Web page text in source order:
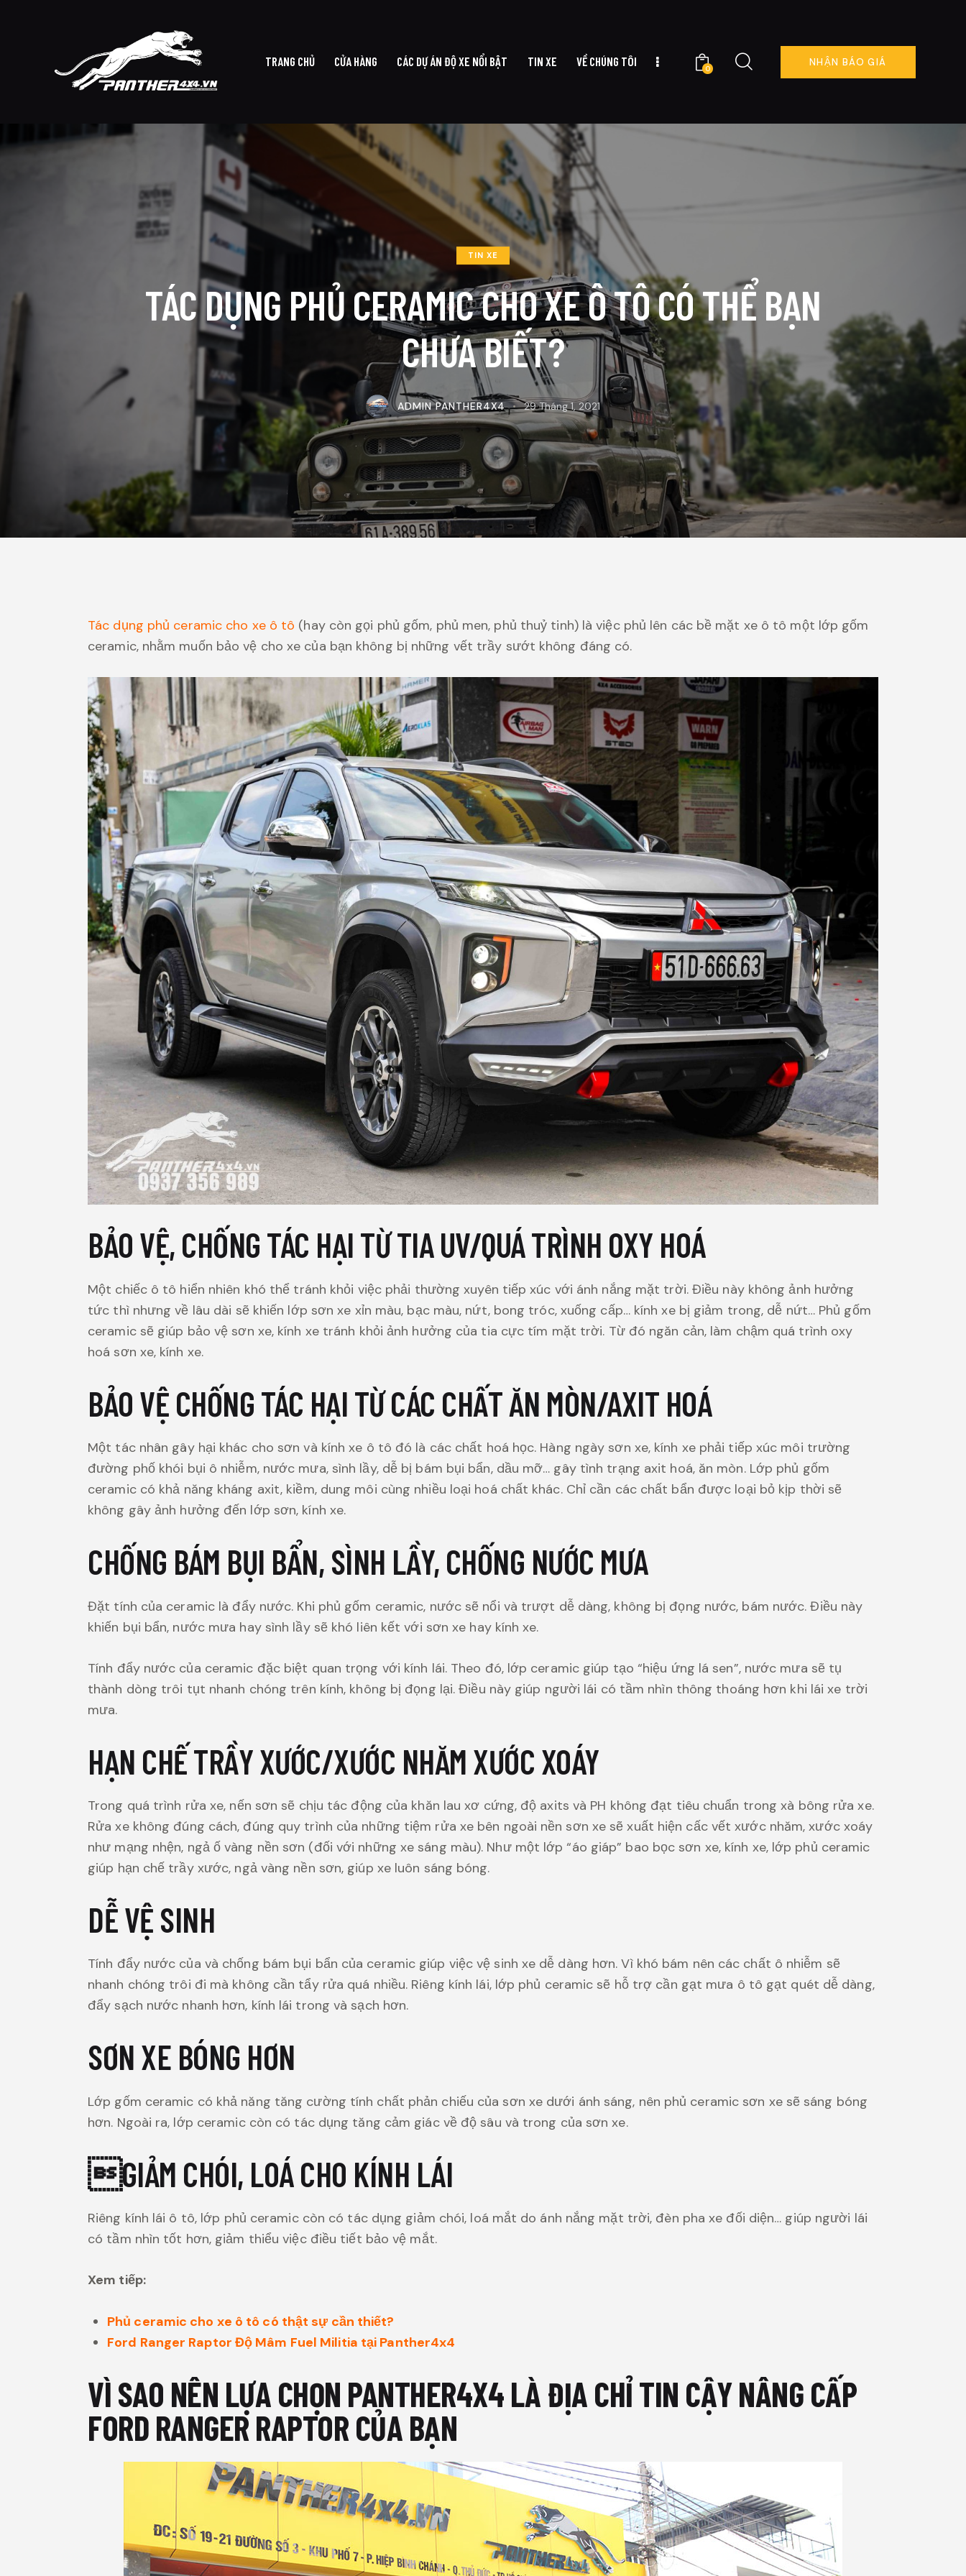
TRANG CHỦ CỬA HÀNG CÁC DỰ ÁN ĐỘ XE NỔI BẬT TIN XE VỀ CHÚNG TÔI
0
NHẬN BÁO GIÁ
TRANG CHỦ CỬA HÀNG CÁC DỰ ÁN ĐỘ XE NỔI BẬT TIN XE ĐẶT LỊCH NGAY
TIN XE
TÁC DỤNG PHỦ CERAMIC CHO XE Ô TÔ CÓ THỂ BẠN
CHƯA BIẾT?
ADMIN PANTHER4X4 29 Tháng 1, 2021
Tác dụng phủ ceramic cho xe ô tô (hay còn gọi phủ gốm, phủ men, phủ thuỷ tinh) là việc phủ lên các bề mặt xe ô tô một lớp gốm
ceramic, nhằm muốn bảo vệ cho xe của bạn không bị những vết trầy sướt không đáng có.
BẢO VỆ, CHỐNG TÁC HẠI TỪ TIA UV/QUÁ TRÌNH OXY HOÁ
Một chiếc ô tô hiển nhiên khó thể tránh khỏi việc phải thường xuyên tiếp xúc với ánh nắng mặt trời. Điều này không ảnh hưởng
tức thì nhưng về lâu dài sẽ khiến lớp sơn xe xỉn màu, bạc màu, nứt, bong tróc, xuống cấp… kính xe bị giảm trong, dễ nứt… Phủ gốm
ceramic sẽ giúp bảo vệ sơn xe, kính xe tránh khỏi ảnh hưởng của tia cực tím mặt trời. Từ đó ngăn cản, làm chậm quá trình oxy
hoá sơn xe, kính xe.
BẢO VỆ CHỐNG TÁC HẠI TỪ CÁC CHẤT ĂN MÒN/AXIT HOÁ
Một tác nhân gây hại khác cho sơn và kính xe ô tô đó là các chất hoá học. Hàng ngày sơn xe, kính xe phải tiếp xúc môi trường
đường phố khói bụi ô nhiễm, nước mưa, sình lầy, dễ bị bám bụi bẩn, dầu mỡ… gây tình trạng axit hoá, ăn mòn. Lớp phủ gốm
ceramic có khả năng kháng axit, kiềm, dung môi cùng nhiều loại hoá chất khác. Chỉ cần các chất bẩn được loại bỏ kịp thời sẽ
không gây ảnh hưởng đến lớp sơn, kính xe.
CHỐNG BÁM BỤI BẨN, SÌNH LẦY, CHỐNG NƯỚC MƯA
Đặt tính của ceramic là đẩy nước. Khi phủ gốm ceramic, nước sẽ nổi và trượt dễ dàng, không bị đọng nước, bám nước. Điều này
khiến bụi bẩn, nước mưa hay sình lầy sẽ khó liên kết với sơn xe hay kính xe.
Tính đẩy nước của ceramic đặc biệt quan trọng với kính lái. Theo đó, lớp ceramic giúp tạo “hiệu ứng lá sen”, nước mưa sẽ tụ
thành dòng trôi tụt nhanh chóng trên kính, không bị đọng lại. Điều này giúp người lái có tầm nhìn thông thoáng hơn khi lái xe trời
mưa.
HẠN CHẾ TRẦY XƯỚC/XƯỚC NHĂM XƯỚC XOÁY
Trong quá trình rửa xe, nến sơn sẽ chịu tác động của khăn lau xơ cứng, độ axits và PH không đạt tiêu chuẩn trong xà bông rửa xe.
Rửa xe không đúng cách, đúng quy trình của những tiệm rửa xe bên ngoài nền sơn xe sẽ xuất hiện cấc vết xước nhăm, xước xoáy
như mạng nhện, ngả ố vàng nền sơn (đối với những xe sáng màu). Như một lớp “áo giáp” bao bọc sơn xe, kính xe, lớp phủ ceramic
giúp hạn chế trầy xước, ngả vàng nền sơn, giúp xe luôn sáng bóng.
DỄ VỆ SINH
Tính đẩy nước của và chống bám bụi bẩn của ceramic giúp việc vệ sinh xe dễ dàng hơn. Vì khó bám nên các chất ô nhiễm sẽ
nhanh chóng trôi đi mà không cần tẩy rửa quá nhiều. Riêng kính lái, lớp phủ ceramic sẽ hỗ trợ cần gạt mưa ô tô gạt quét dễ dàng,
đẩy sạch nước nhanh hơn, kính lái trong và sạch hơn.
SƠN XE BÓNG HƠN
Lớp gốm ceramic có khả năng tăng cường tính chất phản chiếu của sơn xe dưới ánh sáng, nên phủ ceramic sơn xe sẽ sáng bóng
hơn. Ngoài ra, lớp ceramic còn có tác dụng tăng cảm giác về độ sâu và trong của sơn xe.
GIẢM CHÓI, LOÁ CHO KÍNH LÁI
Riêng kính lái ô tô, lớp phủ ceramic còn có tác dụng giảm chói, loá mắt do ánh nắng mặt trời, đèn pha xe đối diện… giúp người lái
có tầm nhìn tốt hơn, giảm thiểu việc điều tiết bảo vệ mắt.
Xem tiếp:
Phủ ceramic cho xe ô tô có thật sự cần thiết?
Ford Ranger Raptor Độ Mâm Fuel Militia tại Panther4x4
VÌ SAO NÊN LỰA CHỌN PANTHER4X4 LÀ ĐỊA CHỈ TIN CẬY NÂNG CẤP
FORD RANGER RAPTOR CỦA BẠN